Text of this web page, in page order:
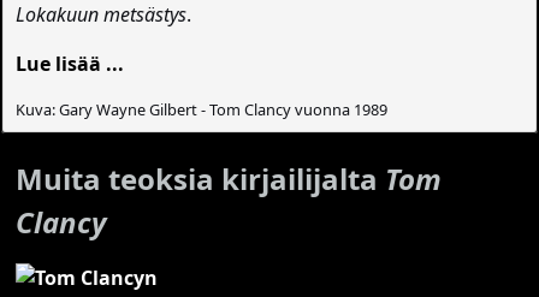
Lokakuun metsästys.
Lue lisää ...
Kuva: Gary Wayne Gilbert - Tom Clancy vuonna 1989
Muita teoksia kirjailijalta Tom
Clancy